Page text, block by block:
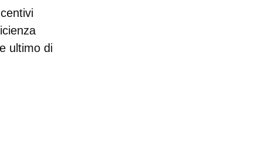
ultimo di